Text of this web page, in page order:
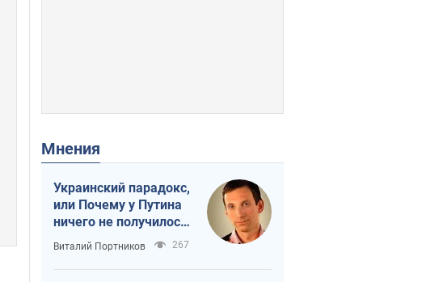
Мнения
Украинский парадокс,
или Почему у Путина
ничего не получилось
с Украиной
Виталий Портников 267